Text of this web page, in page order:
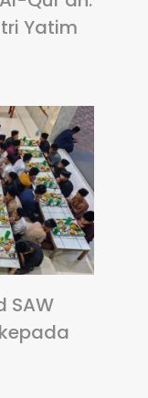
Yatim
SAW